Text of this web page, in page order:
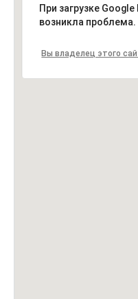
При загрузке
возникла проблема.
Вы владелец этого